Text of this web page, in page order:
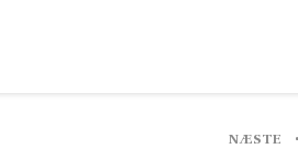
NÆSTE